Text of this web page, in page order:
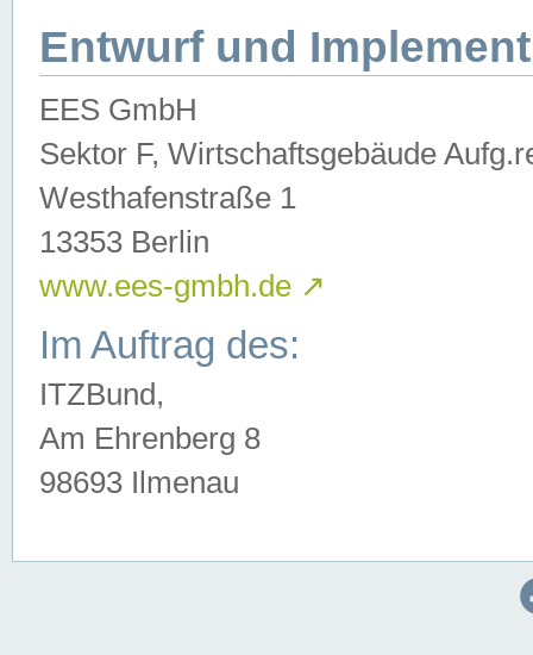
Entwurf und
EES GmbH
Sektor F, Wirtschaftsgebäude
Westhafenstraße 1
13353 Berlin
www.ees-gmbh.de ↗
Im Auftrag des:
ITZBund,
Am Ehrenberg 8
98693 Ilmenau